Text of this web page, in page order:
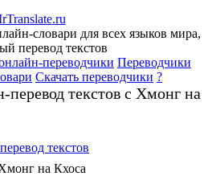
Translate.ru
словари для всех языков мира,
перевод текстов
переводчики Переводчики
Скачать переводчики ?
текстов с Хмонг на
текстов
на Кхоса